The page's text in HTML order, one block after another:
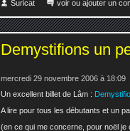
Suricat voir ou ajouter un
Demystifions un
mercredi 29 novembre 2006 à 18:09
Un excellent billet de Lâm :
A lire pour tous les débutants et un
(en ce qui me concerne, pour noël je